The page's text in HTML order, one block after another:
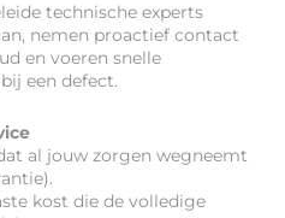
technische experts
nemen proactief contact
en voeren snelle
een defect.
al jouw zorgen wegneemt
kost die de volledige